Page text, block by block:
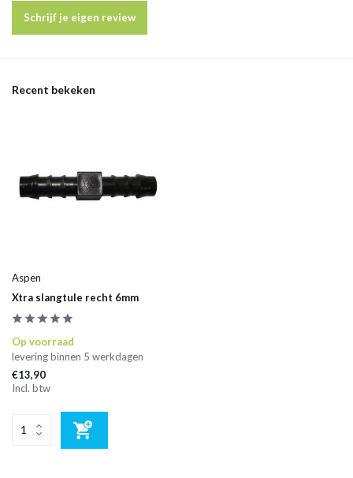
Schrijf je eigen review
Recent bekeken
Aspen
Xtra slangtule recht 6mm
Op voorraad
levering binnen 5 werkdagen
€13,90
Incl. btw